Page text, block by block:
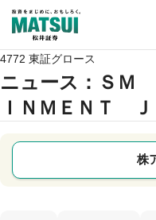
4772 東証グロース
ニュース ：ＳＭ
ＩＮＭＥＮＴ Ｊ
株